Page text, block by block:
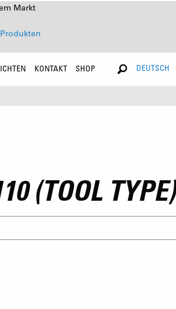
Markt
KONTAKT SHOP DEUTSCH
(TOOL TYPE)